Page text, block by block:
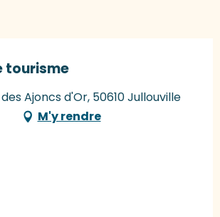
tourisme
Ajoncs d'Or, 50610 Jullouville
M'y rendre